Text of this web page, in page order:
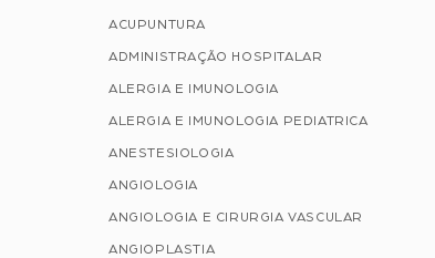
ACUPUNTURA
ADMINISTRAÇÃO HOSPITALAR
ALERGIA E IMUNOLOGIA
ALERGIA E IMUNOLOGIA PEDIATRICA
ANESTESIOLOGIA
ANGIOLOGIA
ANGIOLOGIA E CIRURGIA VASCULAR
ANGIOPLASTIA